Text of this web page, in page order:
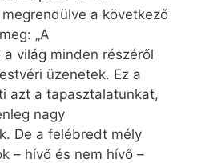
a következő
„A
világ minden részéről
üzenetek. Ez a
azt a tapasztalatunkat,
nagy
De a felébredt mély
– hívő és nem hívő –